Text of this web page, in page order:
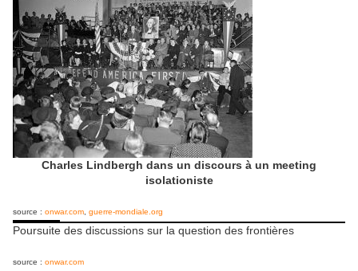
Charles Lindbergh dans un discours à un meeting
isolationiste
source : onwar.com guerre-mondiale.org
Poursuite des discussions sur la question des frontières
source : onwar.com